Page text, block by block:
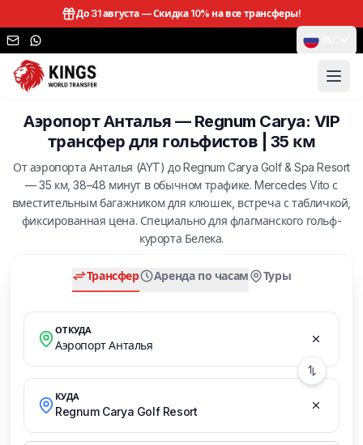
До 31 августа —Скидка 10% на все трансферы!
Аэропорт Анталья — Regnum Carya: VIP
трансфер для гольфистов | 35 км
От аэропорта Анталья (AYT) до Regnum Carya Golf & Spa Resort
— 35 км, 38–48 минут в обычном трафике. Mercedes Vito с
вместительным багажником для клюшек, встреча с табличкой,
фиксированная цена. Специально для флагманского гольф-
курорта Белека.
Трансфер Аренда по часам Туры
ОТКУДА
Аэропорт Анталья
КУДА
Regnum Carya Golf Resort